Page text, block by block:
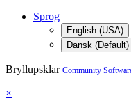
Sprog
English (USA)
Dansk (Default)
Bryllupsklar Community
×